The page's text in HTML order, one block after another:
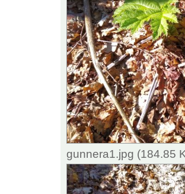
gunnera1.jpg (184.85